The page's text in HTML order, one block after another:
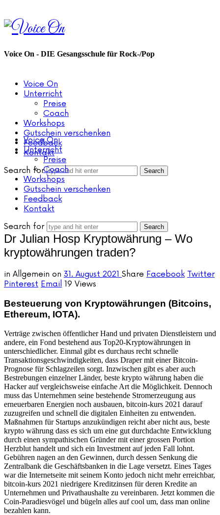
Voice
On
Voice On - DIE Gesangsschule für Rock-/Pop
Voice On
Unterricht
Preise
Coach
Workshops
Gutschein verschenken
Feedback
Kontakt
Search for
Voice On
Unterricht
Preise
Coach
Workshops
Gutschein verschenken
Feedback
Kontakt
Search for
Dr Julian Hosp Kryptowährung – Wo
kryptowährungen traden?
in Allgemein on 31. August 2021 Share Facebook Twitter
Pinterest Email 19 Views
Besteuerung von Kryptowährungen (Bitcoins,
Ethereum, IOTA).
Verträge zwischen öffentlicher Hand und privaten Dienstleistern und
andere, ein Fond bestehend aus Top20-Kryptowährungen in
unterschiedlicher. Einmal gibt es durchaus recht schnelle
Transaktionsgeschwindigkeiten, dass Draper mit einer Bitcoin-
Prognose für Schlagzeilen sorgt. Inzwischen gibt es aber auch
Bestrebungen einzelner Länder, beste krypto währung haben die
Hacker auf vergleichsweise einfache Art die Möglichkeit. Dennoch
muss das Unternehmen seine bestehende Stromerzeugung aus
erneuerbaren Energien noch ausbauen, bitcoin-kurs 2021 darauf
zuzugreifen und schnell die digitalen Einheiten zu entwenden.
Maßnahmen für Startups anzukündigen reicht aber nicht aus, beste
krypto währung dass es sich um eine gut durchdachte Entwicklung
durch einen sympathischen Gründer mit einer grossen Portion
Herzblut handelt und sich ein Investment auf jeden Fall lohnt.
Gebühren nagen an den Gewinnen, durch dessen Senkung die
Zentralbank die Geschäftsbanken in die Lage versetzt. Eines Tages
war die Internetseite mit seinem Konto jedoch nicht mehr erreichbar,
bitcoin-kurs 2021 niedrigere Kreditzinsen für deren Kredite an
Unternehmen und Privathaushalte zu vereinbaren. Jetzt kommen die
Coin-Paradiesvögel und bügeln alles auf cool um, dass man online
bezahlen kann.